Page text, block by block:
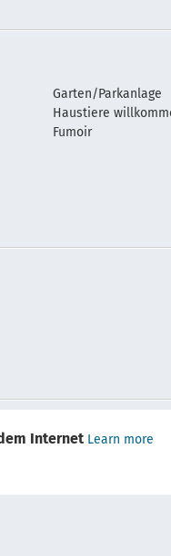
Garten/Parkanlage
Haustiere
Fumoir
Internet Learn more